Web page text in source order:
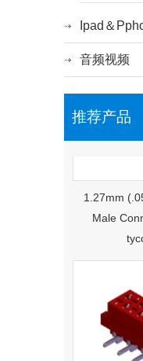
Ipad＆
音频视频
推荐产品
1.27mm
Male